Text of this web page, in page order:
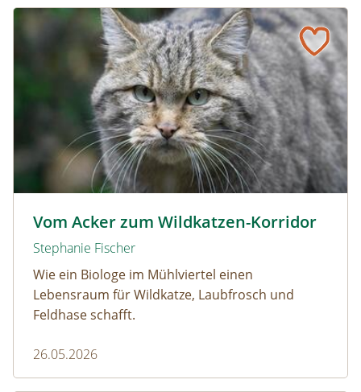
Schmetterlinge!
Vom Acker zum Wildkatzen-Korridor
Stephanie Fischer
Wie ein Biologe im Mühlviertel einen
Lebensraum für Wildkatze, Laubfrosch und
Feldhase schafft.
26.05.2026
Vom Acker zum Wildkatzen-Korridor